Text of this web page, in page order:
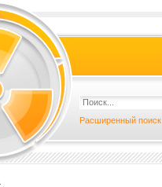
Расширенный поиск